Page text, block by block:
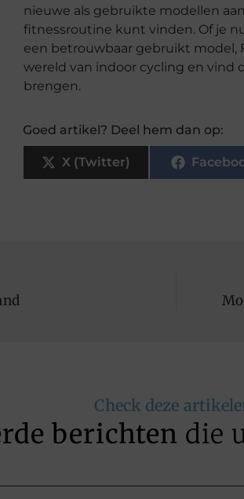
nieuwe als gebruikte modellen
fitnessroutine kunt vinden. Of je
een betrouwbaar gebruikt model,
wereld van indoor cycling en vind
brengen.
Goed artikel? Deel hem dan op:
X (Twitter)
Check deze
berichten die